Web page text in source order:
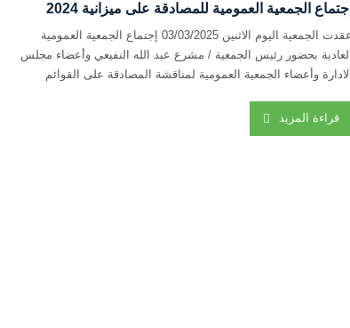
إجتماع الجمعية العمومية للمصادقة على ميزانية 2024
عقدت الجمعية اليوم الاثنين 03/03/2025 إجتماع الجمعية العمومية
العادية بحضور رئيس الجمعية / مشرع عبد الله النفيعي وأعضاء مجلس
الادارة وأعضاء الجمعية العمومية لمناقشة المصادقة على القوائم
قراءة المزيد